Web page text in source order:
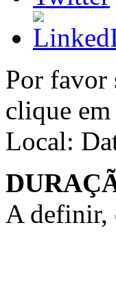
Por favor
clique
Local:
A definir,